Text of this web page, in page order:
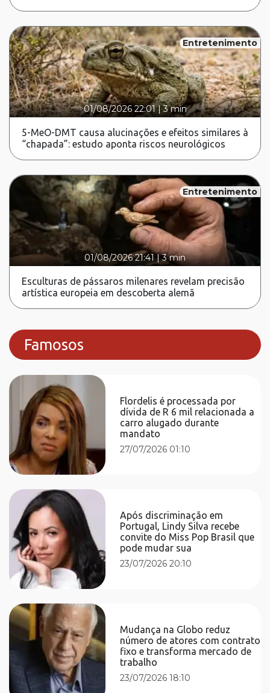
Entretenimento
01/08/2026 22:01|3 min
5-MeO-DMT causa alucinações e efeitos similares à
“chapada”: estudo aponta riscos neurológicos
Entretenimento
01/08/2026 21:41 |3 min
Esculturas de pássaros milenares revelam precisão
artística europeia em descoberta alemã
Famosos
Flordelis é processada por
dívida de R 6 mil relacionada a
carro alugado durante
mandato
27/07/2026 01:10
Após discriminação em
Portugal, Lindy Silva recebe
convite do Miss Pop Brasil que
pode mudar sua
23/07/2026 20:10
Mudança na Globo reduz
número de atores com contrato
fixo e transforma mercado de
trabalho
23/07/2026 18:10